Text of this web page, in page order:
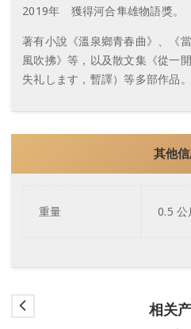
2019年 獲得河合隼雄物語獎。
著有小說《溫泉鄉青春曲》、《
風吹拂》等，以及散文集《從一
失礼します，暫譯）等多部作品。
其他
重量 0.5 公
相关